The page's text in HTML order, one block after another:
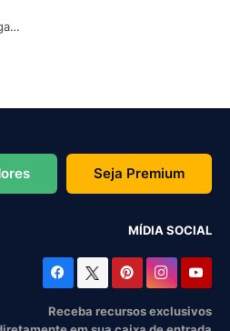
Seja Premium
MÍDIA SOCIAL
Receba recursos exclusivos